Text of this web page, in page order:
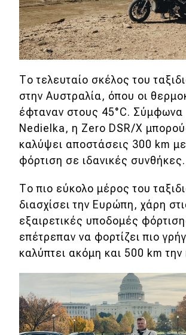
Το τελευταίο σκέλος του
στην Αυστραλία, όπου οι
έφταναν στους 45°C. Σύμφωνα
Nedielka, η Zero DSR/X
καλύψει αποστάσεις 300 km
φόρτιση σε ιδανικές συνθήκες.
Το πιο εύκολο μέρος του
διασχίσει την Ευρώπη, χάρη
εξαιρετικές υποδομές
επέτρεπαν να φορτίζει πιο
καλύπτει ακόμη και 500 km